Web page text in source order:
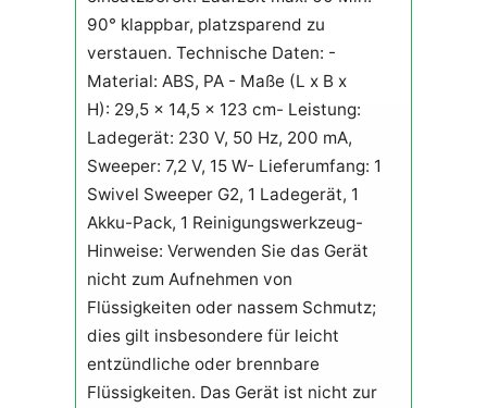
90° klappbar, platzsparend zu
verstauen. Technische Daten: -
Material: ABS, PA - Maße (L x B x
H): 29,5 x 14,5 x 123 cm- Leistung:
Ladegerät: 230 V, 50 Hz, 200 mA,
Sweeper: 7,2 V, 15 W- Lieferumfang: 1
Swivel Sweeper G2, 1 Ladegerät, 1
Akku-Pack, 1 Reinigungswerkzeug-
Hinweise: Verwenden Sie das Gerät
nicht zum Aufnehmen von
Flüssigkeiten oder nassem Schmutz;
dies gilt insbesondere für leicht
entzündliche oder brennbare
Flüssigkeiten. Das Gerät ist nicht zur